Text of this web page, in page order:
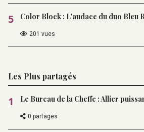
5 Color Block : L'audace du duo Bleu
201 vues
Les Plus partagés
1 Le Bureau de la Cheffe : Allier
0 partages